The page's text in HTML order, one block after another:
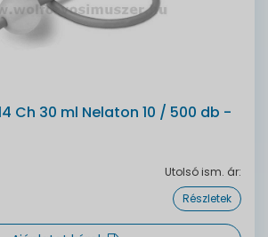
Ch 30 ml Nelaton 10 / 500 db -
Utolsó ism. ár:
Részletek